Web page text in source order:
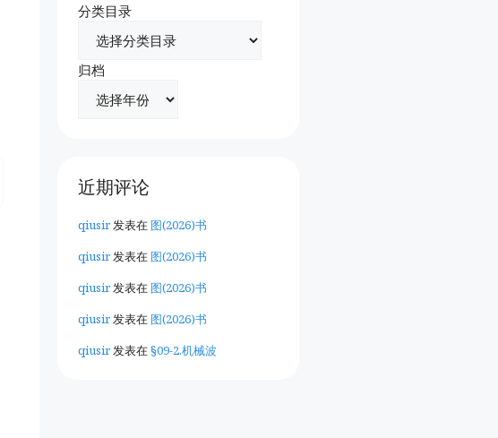
分类目录
归档
近期评论
qiusir发表在 图(2026)书
qiusir发表在 图(2026)书
qiusir发表在 图(2026)书
qiusir发表在 图(2026)书
qiusir发表在§09-2.机械波